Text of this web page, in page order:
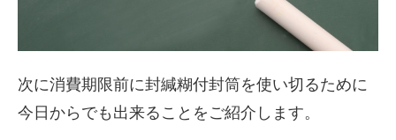
次に消費期限前に封緘糊付封筒を使い切るために
今日からでも出来ることをご紹介します。